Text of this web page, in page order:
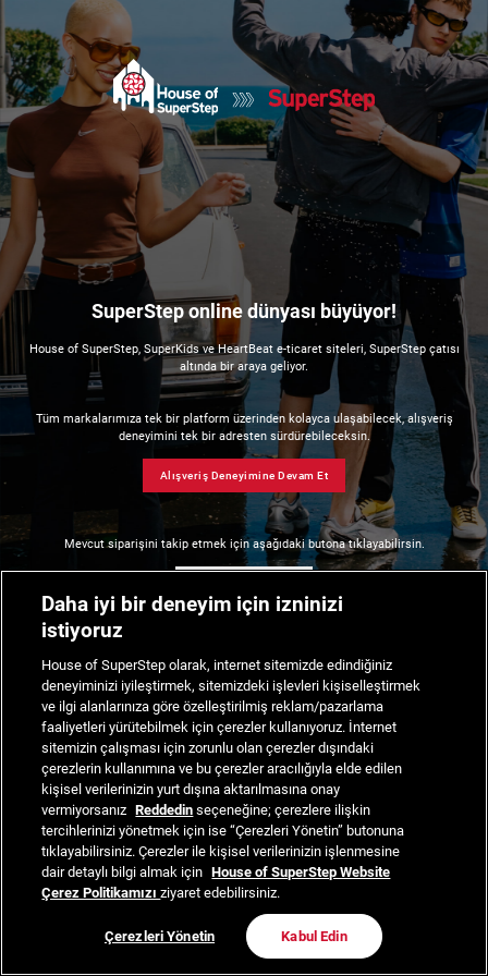
SuperStep online dünyası büyüyor!
House of SuperStep, SuperKids ve HeartBeat e-ticaret siteleri, SuperStep çatısı
altında bir araya geliyor.
Tüm markalarımıza tek bir platform üzerinden kolayca ulaşabilecek, alışveriş
deneyimini tek bir adresten sürdürebileceksin.
Alışveriş Deneyimine Devam Et
Mevcut siparişini takip etmek için aşağıdaki butona tıklayabilirsin.
Daha iyi bir deneyim için izninizi
istiyoruz
House of SuperStep olarak, internet sitemizde edindiğiniz
deneyiminizi iyileştirmek, sitemizdeki işlevleri kişiselleştirmek
ve ilgi alanlarınıza göre özelleştirilmiş reklam/pazarlama
faaliyetleri yürütebilmek için çerezler kullanıyoruz. İnternet
sitemizin çalışması için zorunlu olan çerezler dışındaki
çerezlerin kullanımına ve bu çerezler aracılığıyla elde edilen
kişisel verilerinizin yurt dışına aktarılmasına onay
vermiyorsanız Reddedin seçeneğine; çerezlere ilişkin
tercihlerinizi yönetmek için ise “Çerezleri Yönetin” butonuna
tıklayabilirsiniz. Çerezler ile kişisel verilerinizin işlenmesine
dair detaylı bilgi almak için House of SuperStep Website
Çerez Politikamızıziyaret edebilirsiniz.
Çerezleri Yönetin Kabul Edin